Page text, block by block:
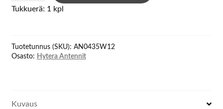
UHF
470MHz,
15
Tukkuerä: 1 kpl
Tuotetunnus (SKU): AN0435W12
Osasto: Hytera Antennit
Kuvaus